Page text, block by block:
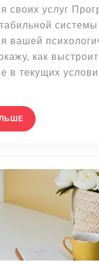
своих услуг
системы
вашей
как
в текущих
УЗНАТЬ
БОЛЬШЕ